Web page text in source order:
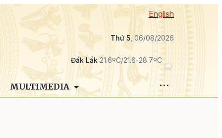
English
Thứ 5, 06/08/2026
Đắk Lắk21.6ºC/21.6-28.7ºC
MULTIMEDIA